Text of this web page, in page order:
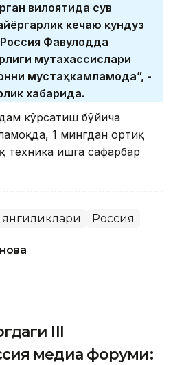
вилоятида сув
кечаю кундуз
Фавқулодда
мутахассислари
мустаҳкамламоқда”, -
хабарида.
кўрсатиш бўйича
1 мингдан ортиқ
техника ишга сафарбар
Россия
III
медиа форуми: